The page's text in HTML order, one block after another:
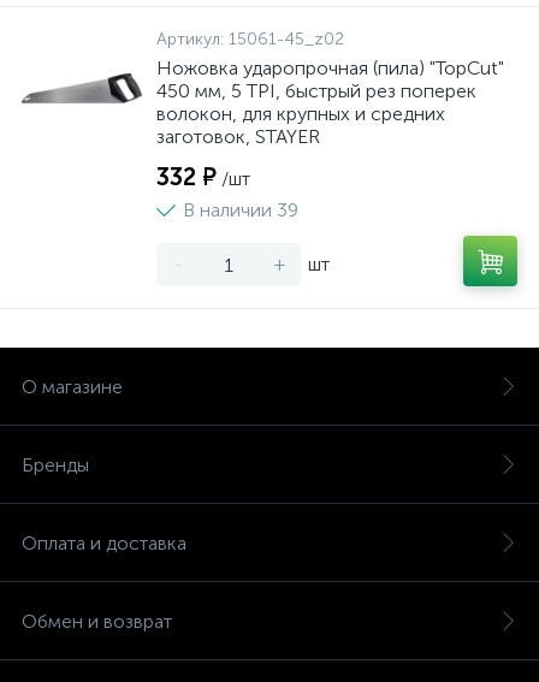
Артикул: 15061-45_z02
Ножовка ударопрочная (пила) "TopCut"
450 мм, 5 TPI, быстрый рез поперек
волокон, для крупных и средних
заготовок, STAYER
332 ₽ /шт
В наличии 39
- + шт
О магазине
Бренды
Оплата и доставка
Обмен и возврат